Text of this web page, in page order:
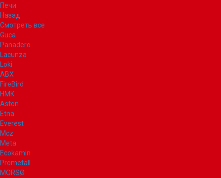
Печи
Назад
Смотреть все
Guca
Panadero
Lacunza
Loki
ABX
FireBird
НМК
Aston
Etna
Everest
Mcz
Meta
Ecokamin
Prometall
MORSØ